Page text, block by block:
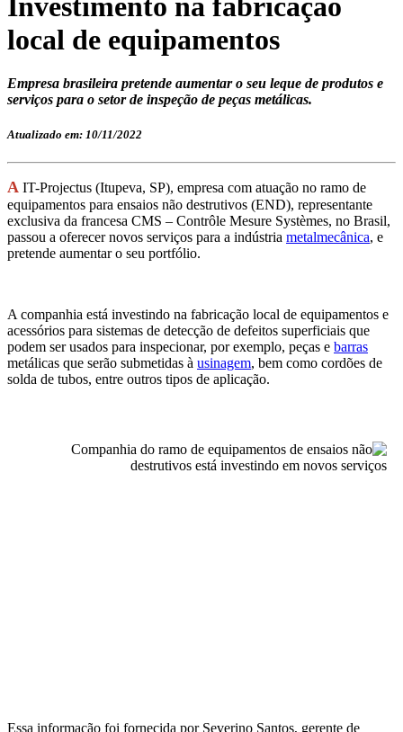
local de equipamentos
Empresa brasileira pretende aumentar o seu leque de produtos e
serviços para o setor de inspeção de peças metálicas.
Atualizado em: 10/11/2022
A IT-Projectus (Itupeva, SP), empresa com atuação no ramo de
equipamentos para ensaios não destrutivos (END), representante
exclusiva da francesa CMS – Contrôle Mesure Systèmes, no Brasil,
passou a oferecer novos serviços para a indústria metalmecânica, e
pretende aumentar o seu portfólio.
A companhia está investindo na fabricação local de equipamentos e
acessórios para sistemas de detecção de defeitos superficiais que
podem ser usados para inspecionar, por exemplo, peças e barras
metálicas que serão submetidas à usinagem, bem como cordões de
solda de tubos, entre outros tipos de aplicação.
Essa informação foi fornecida por Severino Santos, gerente de